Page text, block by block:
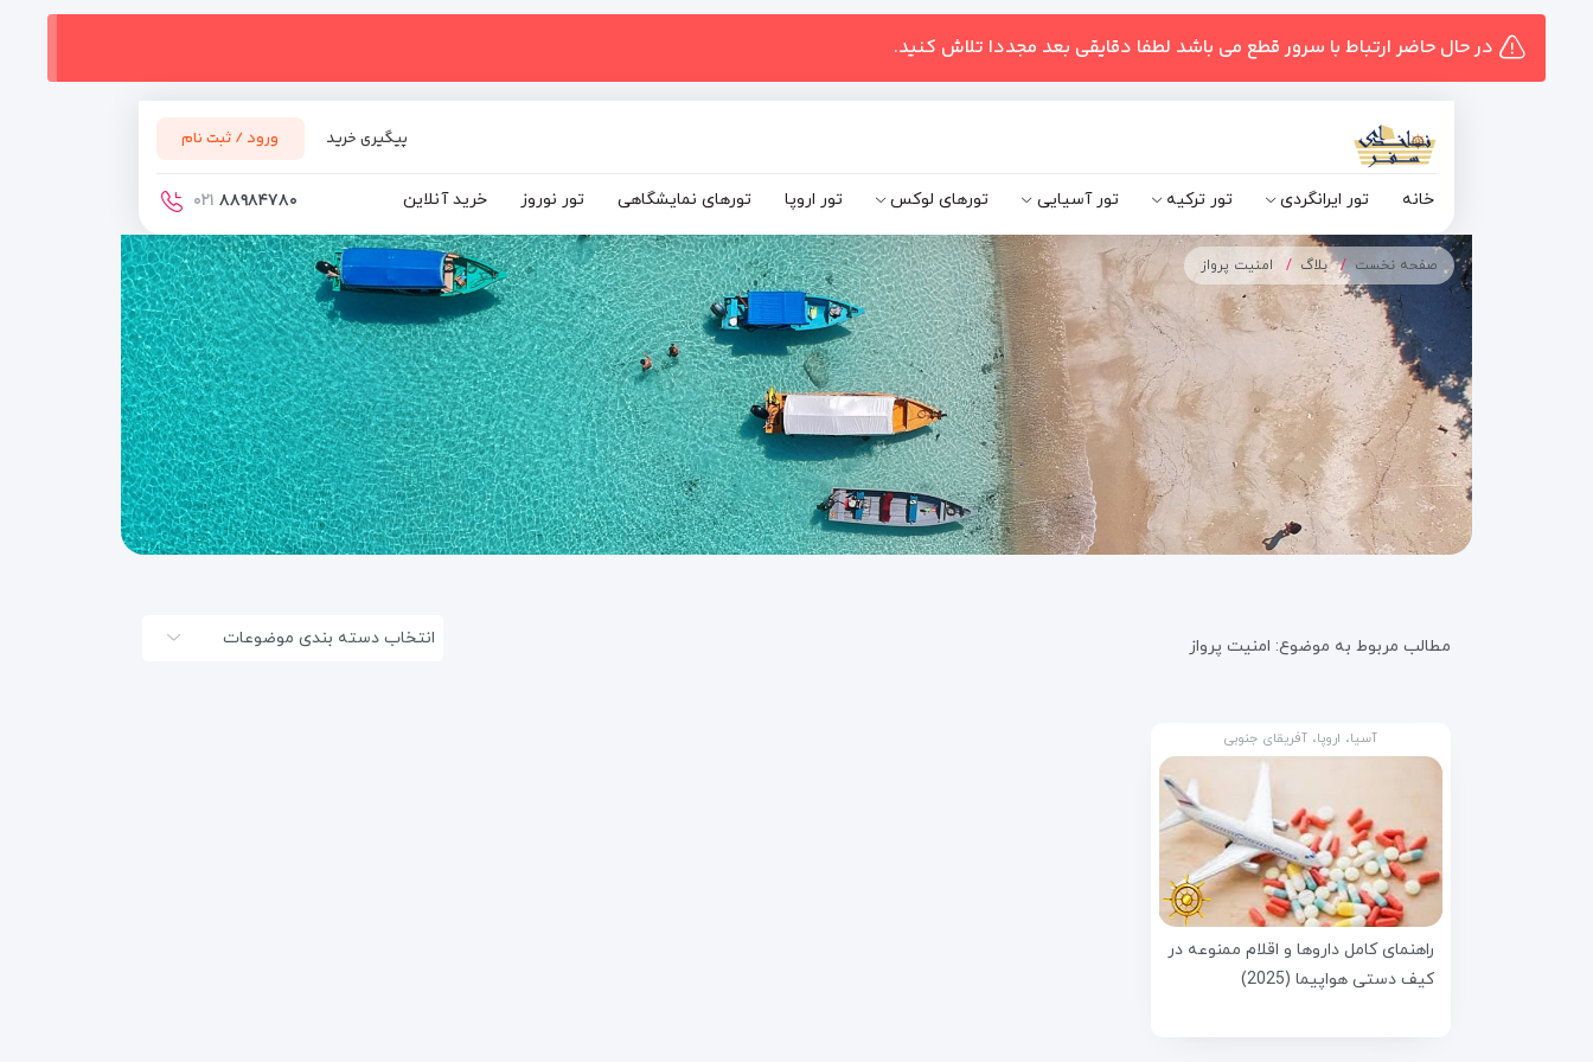
در حال حاضر ارتباط با سرور قطع می باشد لطفا دقایقی بعد مجددا تلاش کنید.
پیگیری خرید ورود / ثبت نام
خانه تور ایرانگردی تور ترکیه تور آسیایی تورهای لوکس تور اروپا تورهای نمایشگاهی تور نوروز خرید آنلاین ۸۸۹۸۴۷۸۰ ۰۲۱
صفحه نخست بلاگ امنیت پرواز
مطالب مربوط به موضوع: امنیت پرواز انتخاب دسته بندی موضوعات
آسیا، اروپا، آفریقای جنوبی
راهنمای کامل داروها و اقلام ممنوعه در
کیف دستی هواپیما (2025)